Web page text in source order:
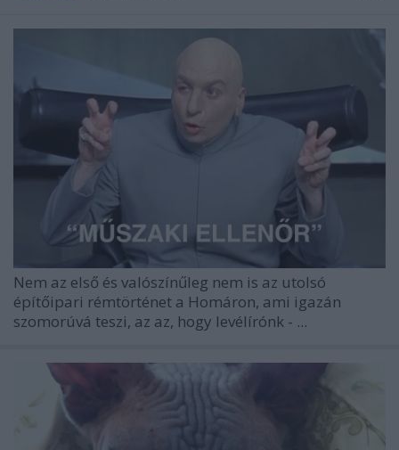
Nem az első és valószínűleg nem is az utolsó
építőipari rémtörténet a Homáron, ami igazán
szomorúvá teszi, az az, hogy levélírónk - ...